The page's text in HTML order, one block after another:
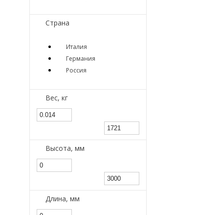
Страна
Италия
Германия
Россия
Вес, кг
Высота, мм
Длина, мм